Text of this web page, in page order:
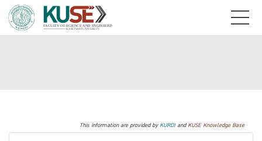
This information are provided byKURDIandKUSE Knowledge Base